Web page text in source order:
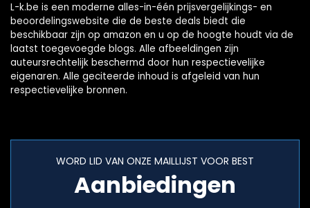
L-k.be is een moderne alles-in-één prijsvergelijkings- en
beoordelingswebsite die de beste deals biedt die
beschikbaar zijn op amazon en u op de hoogte houdt via de
laatst toegevoegde blogs. Alle afbeeldingen zijn
auteursrechtelijk beschermd door hun respectievelijke
eigenaren. Alle geciteerde inhoud is afgeleid van hun
respectievelijke bronnen.
WORD LID VAN ONZE MAILLIJST VOOR BEST
Aanbiedingen